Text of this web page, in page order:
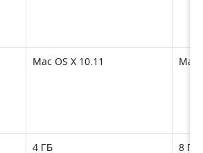
Mac OS X 10.11 Mac
4 ГБ 8 ГБ